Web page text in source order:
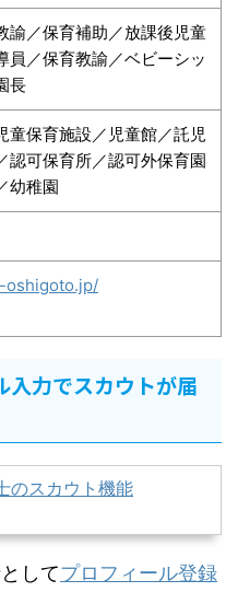
諭／保育補助／放課後児童
員／保育教諭／ベビーシッ
長
童保育施設／児童館／託児
認可保育所／認可外保育園
幼稚園
oshigoto.jp/
入力でスカウトが届
してプロフィール登録